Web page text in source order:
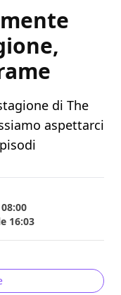
di The
aspettarci
16:03